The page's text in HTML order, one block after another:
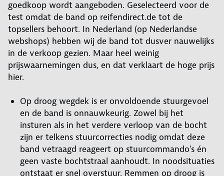
goedkoop wordt aangeboden. Geselecteerd voor de
test omdat de band op reifendirect.de tot de
topsellers behoort. In Nederland (op Nederlandse
webshops) hebben wij de band tot dusver nauwelijks
in de verkoop gezien. Maar heel weinig
prijswaarnemingen dus, en dat verklaart de hoge prijs
hier.
Op droog wegdek is er onvoldoende stuurgevoel
en de band is onnauwkeurig. Zowel bij het
insturen als in het verdere verloop van de bocht
zijn er telkens stuurcorrecties nodig omdat deze
band vetraagd reageert op stuurcommando's én
geen vaste bochtstraal aanhoudt. In noodsituaties
ontstaat er snel overstuur. Remmen op droog is